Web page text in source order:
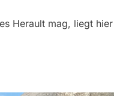
Herault mag, liegt hier